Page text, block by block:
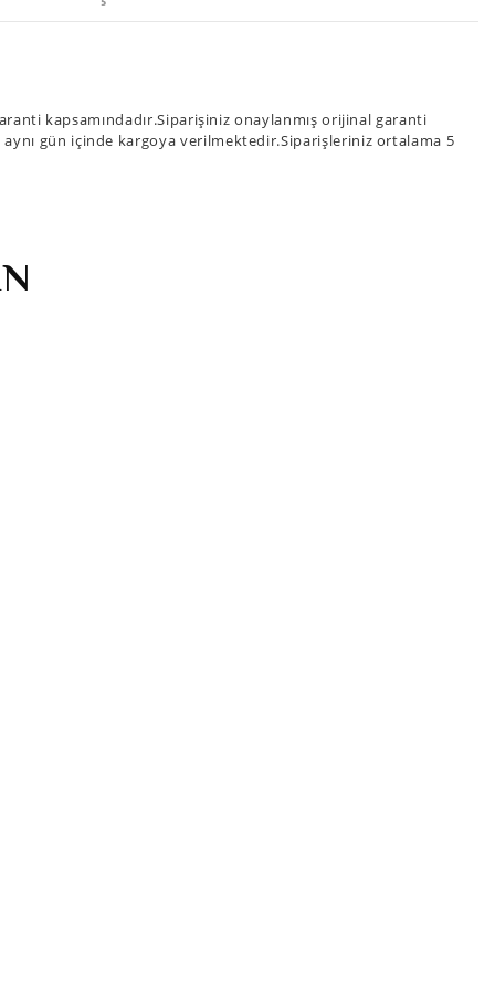
kapsamındadır.Siparişiniz onaylanmış orijinal garanti
gün içinde kargoya verilmektedir.Siparişleriniz ortalama 5